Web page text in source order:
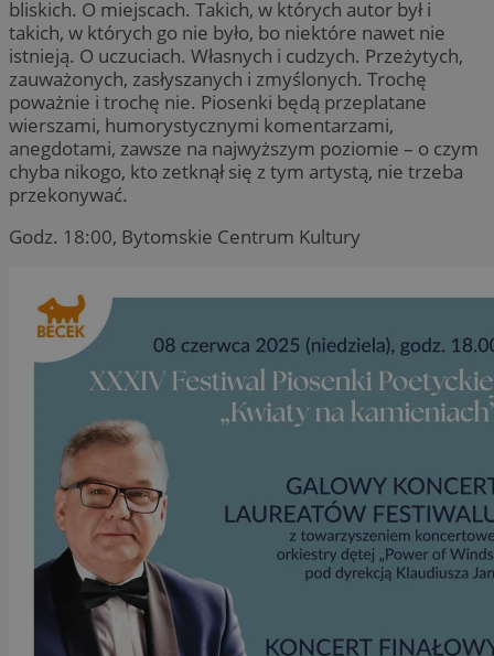
bliskich. O miejscach. Takich, w których autor był i
takich, w których go nie było, bo niektóre nawet nie
istnieją. O uczuciach. Własnych i cudzych. Przeżytych,
zauważonych, zasłyszanych i zmyślonych. Trochę
poważnie i trochę nie. Piosenki będą przeplatane
wierszami, humorystycznymi komentarzami,
anegdotami, zawsze na najwyższym poziomie – o czym
chyba nikogo, kto zetknął się z tym artystą, nie trzeba
przekonywać.
Godz. 18:00, Bytomskie Centrum Kultury